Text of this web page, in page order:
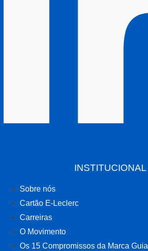
INSTITUCIONAL
Sobre nós
Cartão E-Leclerc
Carreiras
O Movimento
Os 15 Compromissos da Marca Guia